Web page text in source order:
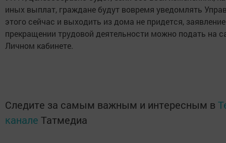
иных выплат, граждане будут вовремя уведомлять
этого сейчас и выходить из дома не придется,
прекращении трудовой деятельности можно подать на
Личном кабинете.
Следите за самым важным и интересным в
канале Татмедиа